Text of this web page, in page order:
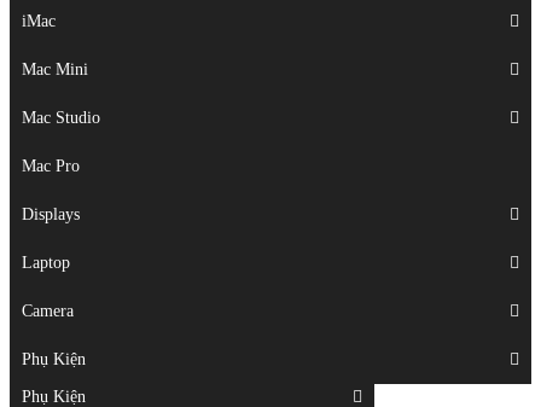
Mac cũ
iMac
Mac Mini
Mac Studio
Mac Pro
Displays
Laptop
Camera
Phụ Kiện
iMac
Mac Mini
Mac Studio
Mac Pro
Displays
Laptop
Camera
Phụ Kiện
Top